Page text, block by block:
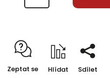
Zeptat se Hlídat Sdílet